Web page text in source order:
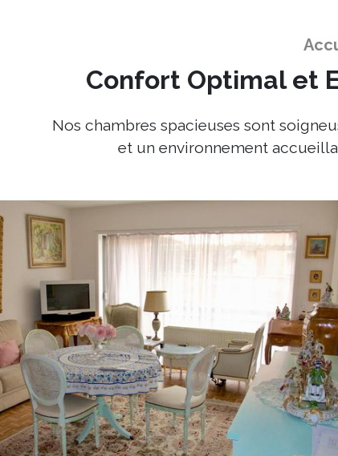
Confort Optimal et
Nos chambres spacieuses sont
et un environnement